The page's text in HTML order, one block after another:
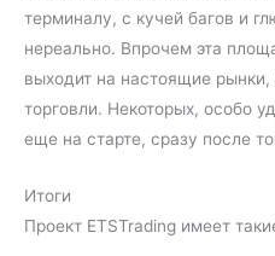
терминалу, с кучей багов и
нереально. Впрочем эта
выходит на настоящие
торговли. Некоторых, особо
еще на старте, сразу после
Итоги
Проект ETSTrading имеет